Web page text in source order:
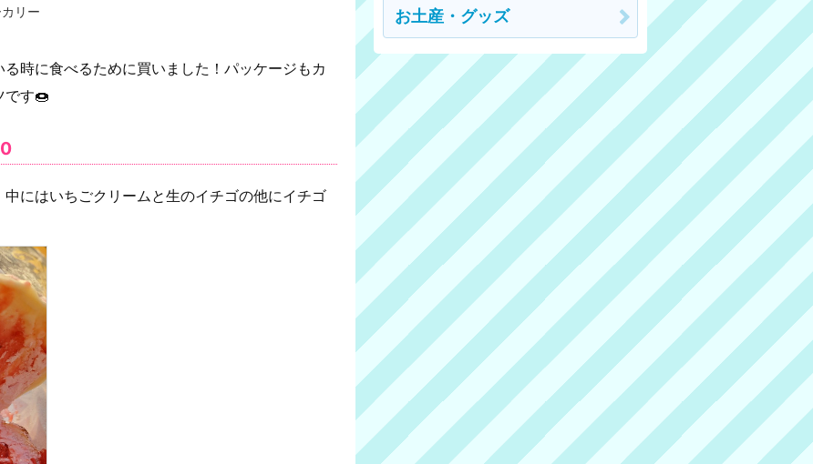
リー
時に食べるために買いました！パッケージもカ
です🍩
にはいちごクリームと生のイチゴの他にイチゴ
お土産・グッズ